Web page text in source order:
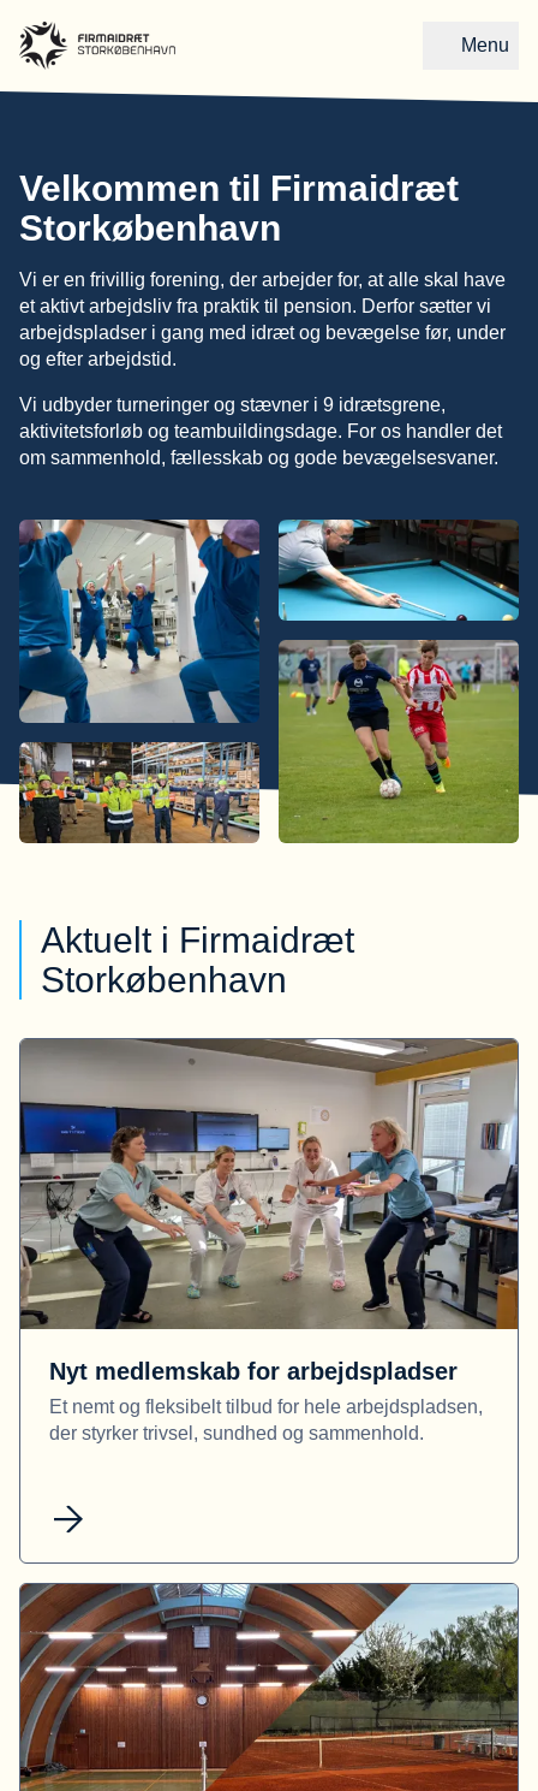
Gå til forsiden
Menu
Velkommen til Firmaidræt
Storkøbenhavn
Vi er en frivillig forening, der arbejder for, at alle skal have
et aktivt arbejdsliv fra praktik til pension. Derfor sætter vi
arbejdspladser i gang med idræt og bevægelse før, under
og efter arbejdstid.
Vi udbyder turneringer og stævner i 9 idrætsgrene,
aktivitetsforløb og teambuildingsdage. For os handler det
om sammenhold, fællesskab og gode bevægelsesvaner.
Aktuelt i Firmaidræt
Storkøbenhavn
Nyt medlemskab for arbejdspladser
Et nemt og fleksibelt tilbud for hele arbejdspladsen,
der styrker trivsel, sundhed og sammenhold.